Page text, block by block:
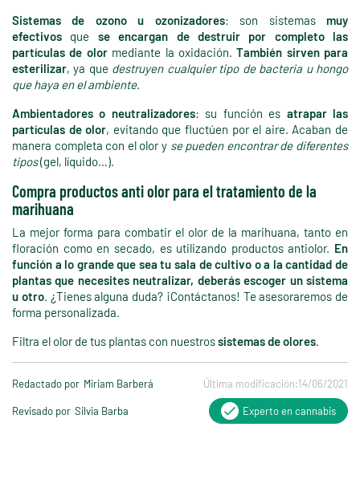
Sistemas de ozono u ozonizadores: son sistemas muy
efectivos que se encargan de destruir por completo las
partículas de olor mediante la oxidación.También sirven para
esterilizar, ya que destruyen cualquier tipo de bacteria u hongo
que haya en el ambiente.
Ambientadores o neutralizadores: su función es atrapar las
partículas de olor, evitando que fluctúen por el aire. Acaban de
manera completa con el olor y se pueden encontrar de diferentes
tipos(gel, líquido…).
Compra productos anti olor para el tratamiento de la
marihuana
La mejor forma para combatir el olor de la marihuana, tanto en
floración como en secado, es utilizando productos antiolor. En
función a lo grande que sea tu sala de cultivo o a la cantidad de
plantas que necesites neutralizar, deberás escoger un sistema
u otro. ¿Tienes alguna duda? ¡Contáctanos! Te asesoraremos de
forma personalizada.
Filtra el olor de tus plantas con nuestrossistemas de olores.
Redactado por Miriam Barberá Última modificación:14/06/2021
Revisado por Silvia Barba Experto en cannabis